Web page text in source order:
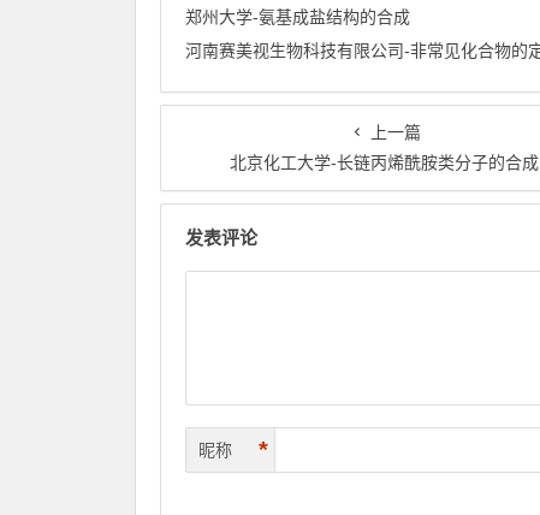
郑州大学-氨基成盐结构的合成
上一篇
北京化工大学-长链丙烯酰胺类分子的合成
发表评论
昵称 *